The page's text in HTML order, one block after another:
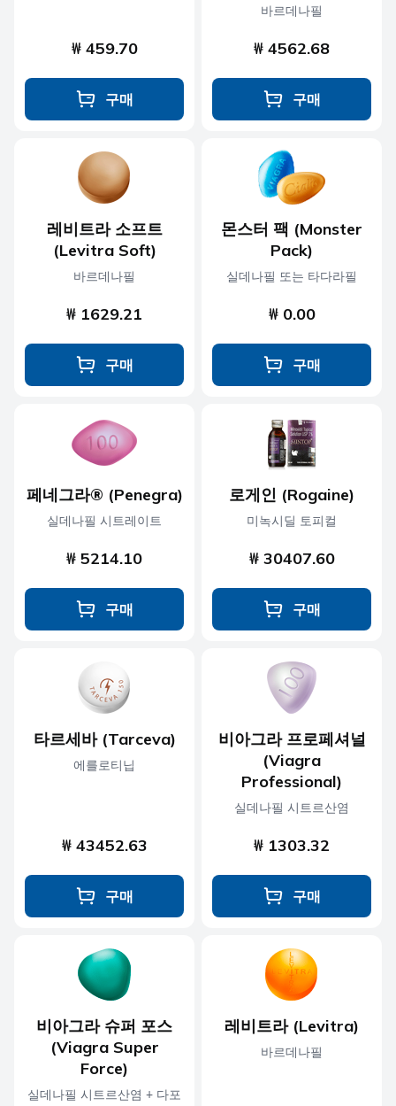
₩ 459.70
구매
바르데나필
₩ 4562.68
구매
레비트라 소프트
(Levitra Soft)
바르데나필
₩ 1629.21
구매
몬스터 팩 (Monster
Pack)
실데나필 또는 타다라필
₩ 0.00
구매
페네그라® (Penegra)
실데나필 시트레이트
₩ 5214.10
구매
로게인 (Rogaine)
미녹시딜 토피컬
₩ 30407.60
구매
타르세바 (Tarceva)
에를로티닙
₩ 43452.63
구매
비아그라 프로페셔널
(Viagra
Professional)
실데나필 시트르산염
₩ 1303.32
구매
비아그라 슈퍼 포스
(Viagra Super
Force)
실데나필 시트르산염 + 다포
레비트라 (Levitra)
바르데나필